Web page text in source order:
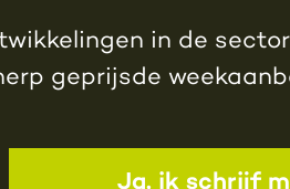
in de
geprijsde